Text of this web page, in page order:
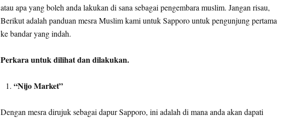
atau apa yang boleh anda lakukan di sana sebagai pengembara muslim. Jangan risau,
Berikut adalah panduan mesra Muslim kami untuk Sapporo untuk pengunjung pertama
ke bandar yang indah.
Perkara untuk dilihat dan dilakukan.
“Nijo Market”
Dengan mesra dirujuk sebagai dapur Sapporo, ini adalah di mana anda akan dapati